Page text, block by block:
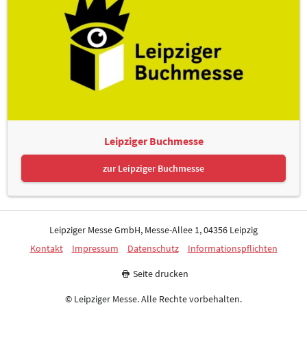
Leipziger Buchmesse
zur Leipziger Buchmesse
Leipziger Messe GmbH, Messe-Allee 1, 04356 Leipzig
Kontakt
Impressum Datenschutz Informationspflichten
Seite drucken
© Leipziger Messe. Alle Rechte vorbehalten.